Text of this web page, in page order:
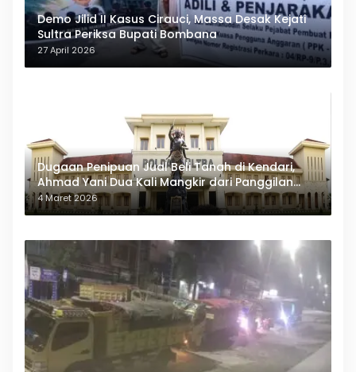
Demo Jilid II Kasus Cirauci, Massa Desak Kejati
Sultra Periksa Bupati Bombana
27 April 2026
Dugaan Penipuan Jual Beli Tanah di Kendari,
Ahmad Yani Dua Kali Mangkir dari Panggilan
Polda Sultra
4 Maret 2026